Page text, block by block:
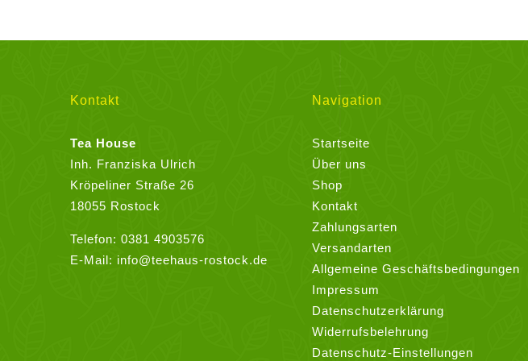
auf
der
Produktseite
werden
Kontakt
Tea House
Inh. Franziska Ulrich
Kröpeliner Straße 26
18055 Rostock
Telefon: 0381 4903576
E-Mail: info@teehaus-rostock.de
Navigation
Startseite
Über uns
Shop
Kontakt
Zahlungsarten
Versandarten
Allgemeine Geschäftsbedingungen
Impressum
Datenschutzerklärung
Widerrufsbelehrung
Datenschutz-Einstellungen